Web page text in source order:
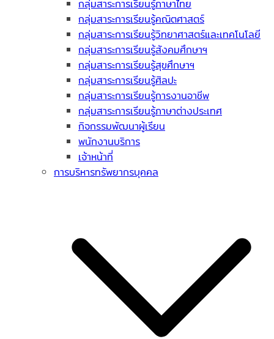
กลุ่มสาระการเรียนรู้ภาษาไทย
กลุ่มสาระการเรียนรู้คณิตศาสตร์
กลุ่มสาระการเรียนรู้วิทยาศาสตร์และเทคโนโลยี
กลุ่มสาระการเรียนรู้สังคมศึกษาฯ
กลุ่มสาระการเรียนรู้สุขศึกษาฯ
กลุ่มสาระการเรียนรู้ศิลปะ
กลุ่มสาระการเรียนรู้การงานอาชีพ
กลุ่มสาระการเรียนรู้ภาษาต่างประเทศ
กิจกรรมพัฒนาผู้เรียน
พนักงานบริการ
เจ้าหน้าที่
การบริหารทรัพยากรบุคคล